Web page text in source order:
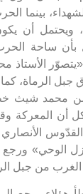
بينما
ويحتمل أن
بأن ساحة
الأستاذ
الرماة،
محمد شيث
أن المعركة
القدّوس
الوحي» ورجع
من جبل